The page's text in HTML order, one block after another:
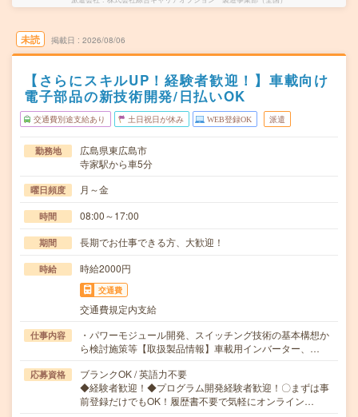
未読 掲載日 2026/08/06
【さらにスキルUP！経験者歓迎！】車載向け
電子部品の新技術開発/日払いOK
交通費別途支給あり 土日祝日が休み WEB登録OK 派遣
勤務地
広島県東広島市
寺家駅から車5分
曜日頻度 月～金
時間 08:00～17:00
期間 長期でお仕事できる方、大歓迎！
時給 時給2000円
交通費
交通費規定内支給
仕事内容
・パワーモジュール開発、スイッチング技術の基本構想か
ら検討施策等【取扱製品情報】車載用インバーター、…
応募資格
ブランクOK / 英語力不要
◆経験者歓迎！◆プログラム開発経験者歓迎！〇まずは事
前登録だけでもOK！履歴書不要で気軽にオンライン…